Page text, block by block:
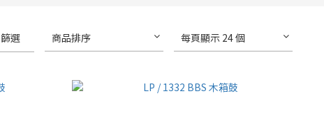
篩選 商品排序 每頁顯示 24 個